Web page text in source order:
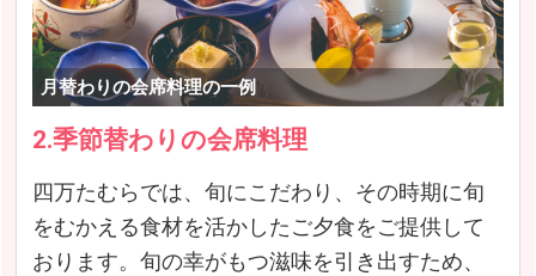
月替わりの会席料理の一例
2.季節替わりの会席料理
四万たむらでは、旬にこだわり、その時期に旬
をむかえる食材を活かしたご夕食をご提供して
おります。旬の幸がもつ滋味を引き出すため、